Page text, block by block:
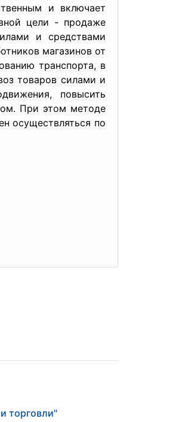
и включает
цели - продаже
и средствами
магазинов от
транспорта, в
товаров силами и
повысить
При этом методе
осуществляться по
торговли"